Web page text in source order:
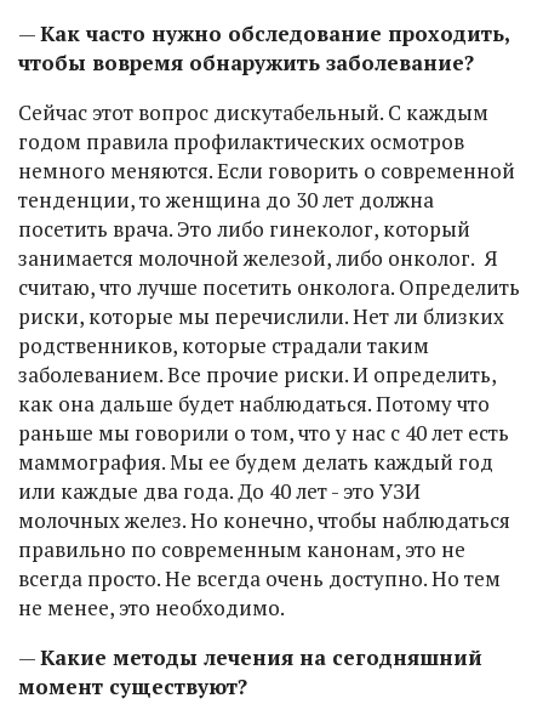
—Как часто нужно обследование проходить,
чтобы вовремя обнаружить заболевание?
Сейчас этот вопрос дискутабельный. С каждым
годом правила профилактических осмотров
немного меняются. Если говорить о современной
тенденции, то женщина до 30 лет должна
посетить врача. Это либо гинеколог, который
занимается молочной железой, либо онколог. Я
считаю, что лучше посетить онколога. Определить
риски, которые мы перечислили. Нет ли близких
родственников, которые страдали таким
заболеванием. Все прочие риски. И определить,
как она дальше будет наблюдаться. Потому что
раньше мы говорили о том, что у нас с 40 лет есть
маммография. Мы ее будем делать каждый год
или каждые два года. До 40 лет - это УЗИ
молочных желез. Но конечно, чтобы наблюдаться
правильно по современным канонам, это не
всегда просто. Не всегда очень доступно. Но тем
не менее, это необходимо.
—Какие методы лечения на сегодняшний
момент существуют?